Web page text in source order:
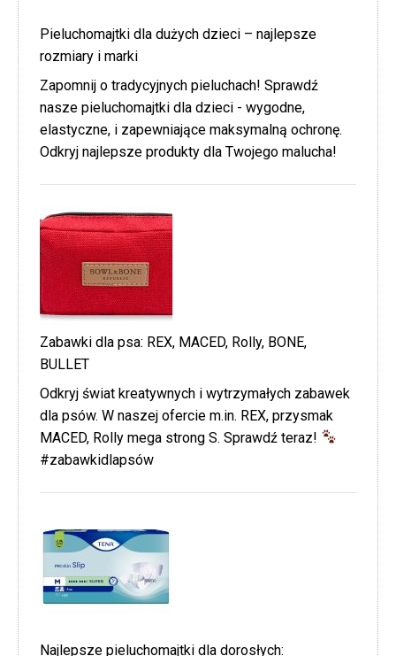
Pieluchomajtki dla dużych dzieci – najlepsze
rozmiary i marki
Zapomnij o tradycyjnych pieluchach! Sprawdź
nasze pieluchomajtki dla dzieci - wygodne,
elastyczne, i zapewniające maksymalną ochronę.
Odkryj najlepsze produkty dla Twojego malucha!
Zabawki dla psa: REX, MACED, Rolly, BONE,
BULLET
Odkryj świat kreatywnych i wytrzymałych zabawek
dla psów. W naszej ofercie m.in. REX, przysmak
MACED, Rolly mega strong S. Sprawdź teraz!
#zabawkidlapsów
Najlepsze pieluchomajtki dla dorosłych: